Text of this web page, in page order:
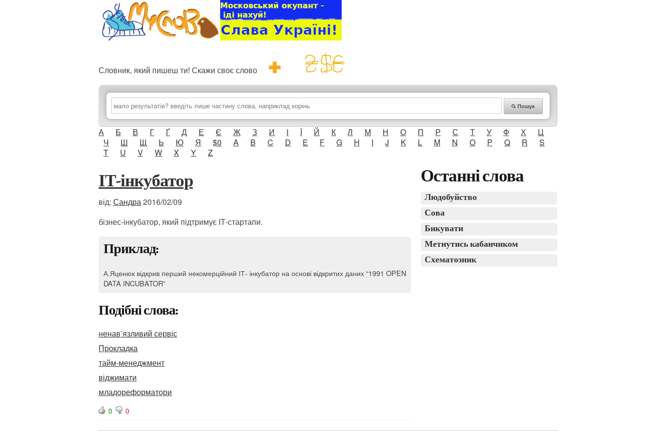
Словник, який пишеш ти! Скажи своє слово
Пошук
А Б В Г Ґ Д Е Є Ж З И І Ї Й К Л М Н О П Р С Т У Ф Х
Ц
Ч
Ш Щ Ь Ю Я $0 A B C D E F G H I J K L M N O P Q R
S
T
U V W X Y Z
ІТ-інкубатор
від: Сандра2016/02/09
бізнес-інкубатор, який підтримує ІТ-стартапи.
Приклад:
А.Яценюк відкрив перший некомерційний ІТ- інкубатор на основі відкритих даних “1991 OPEN
DATA INCUBATOR”
Подібні слова:
ненав’язливий сервіс
Прокладка
тайм-менеджмент
віджимати
младореформатори
0 0
Останні слова
Людобуйство
Сова
Бикувати
Метнутись кабанчиком
Схематозник